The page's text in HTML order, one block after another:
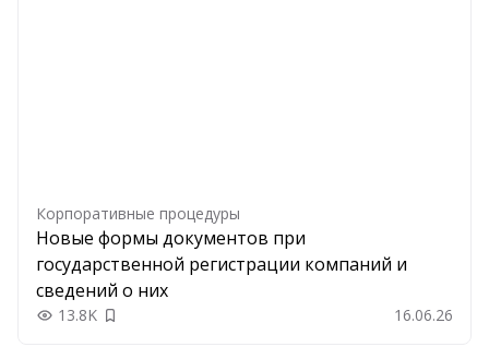
Корпоративные процедуры
Новые формы документов при
государственной регистрации компаний и
сведений о них
13.8K Добавить в закладки 16.06.26